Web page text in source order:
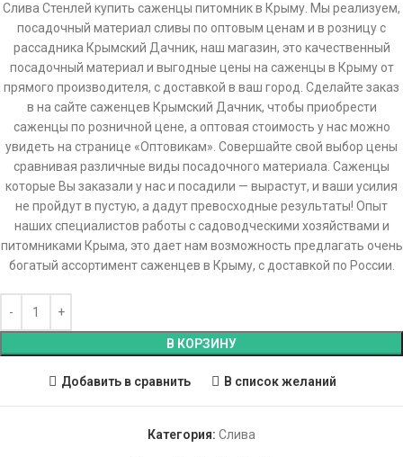
Слива Стенлей купить саженцы питомник в Крыму. Мы реализуем,
посадочный материал сливы по оптовым ценам и в розницу с
рассадника Крымский Дачник, наш магазин, это качественный
посадочный материал и выгодные цены на саженцы в Крыму от
прямого производителя, с доставкой в ваш город. Сделайте заказ
в на сайте саженцев Крымский Дачник, чтобы приобрести
саженцы по розничной цене, а оптовая стоимость у нас можно
увидеть на странице «Оптовикам». Совершайте свой выбор цены
сравнивая различные виды посадочного материала. Саженцы
которые Вы заказали у нас и посадили — вырастут, и ваши усилия
не пройдут в пустую, а дадут превосходные результаты! Опыт
наших специалистов работы с садоводческими хозяйствами и
питомниками Крыма, это дает нам возможность предлагать очень
богатый ассортимент саженцев в Крыму, с доставкой по России.
В КОРЗИНУ
Добавить в сравнить В список желаний
Категория: Слива